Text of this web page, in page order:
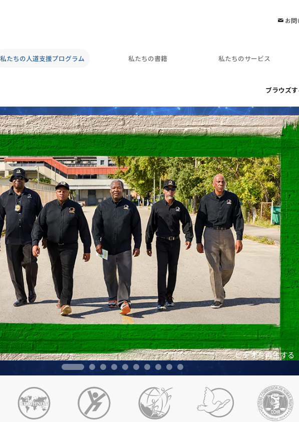
お問
私たちの人道支援プログラム 私たちの書籍 私たちのサービス
ブラウズ
ビデオを再生する